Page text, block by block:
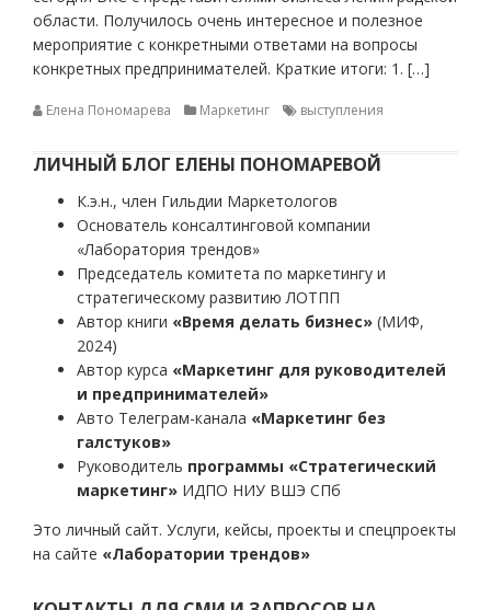
области. Получилось очень интересное и полезное
мероприятие с конкретными ответами на вопросы
конкретных предпринимателей. Краткие итоги: 1. […]
Елена Пономарева Маркетинг выступления
ЛИЧНЫЙ БЛОГ ЕЛЕНЫ ПОНОМАРЕВОЙ
К.э.н., член Гильдии Маркетологов
Основатель консалтинговой компании
«Лаборатория трендов»
Председатель комитета по маркетингу и
стратегическому развитию ЛОТПП
Автор книги «Время делать бизнес» (МИФ,
2024)
Автор курса «Маркетинг для руководителей
и предпринимателей»
Авто Телеграм-канала «Маркетинг без
галстуков»
Руководитель программы «Стратегический
маркетинг» ИДПО НИУ ВШЭ СПб
Это личный сайт. Услуги, кейсы, проекты и спецпроекты
на сайте «Лаборатории трендов»